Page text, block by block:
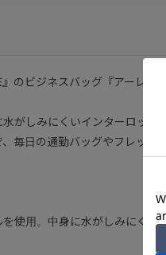
のビジネスバッグ『アーレイＦ
がしみにくいインターロック
毎日の通勤バッグやフレッシ
使用。中身に水がしみにくい